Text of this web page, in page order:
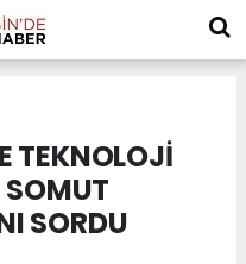
TEKNOLOJİ
SOMUT
SORDU